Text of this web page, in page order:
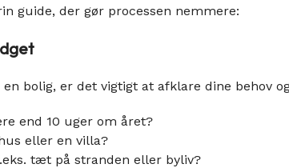
guide, der gør processen nemmere:
bolig, er det vigtigt at afklare dine behov
end 10 uger om året?
eller en villa?
tæt på stranden eller byliv?